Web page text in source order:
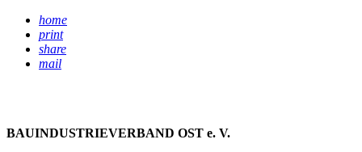
home
print
share
mail
BAUINDUSTRIEVERBAND OST e. V.